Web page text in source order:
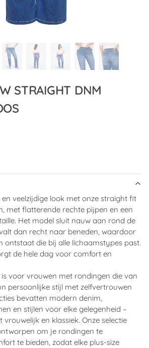
STRAIGHT DNM
en veelzijdige look met onze straight fit
met flatterende rechte pijpen en een
Het model sluit nauw aan rond de
dan recht naar beneden, waardoor
ontstaat die bij alle lichaamstypes past.
de hele dag voor comfort en
is voor vrouwen met rondingen die van
persoonlijke stijl met zelfvertrouwen
bevatten modern denim,
en stijlen voor elke gelegenheid –
en klassiek. Onze selectie
om je rondingen te
te bieden, zodat elke plus-size